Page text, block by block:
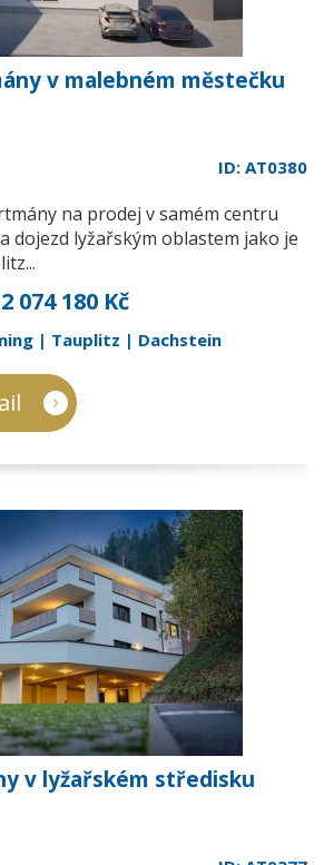
v malebném městečku
ID: AT0380
na prodej v samém centru
dojezd lyžařským oblastem jako je
074 180 Kč
| Tauplitz | Dachstein
v lyžařském středisku